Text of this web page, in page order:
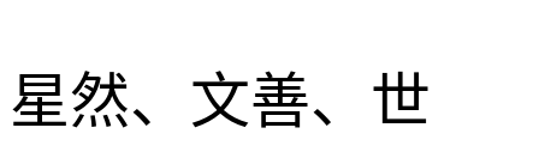
星然、文善、世